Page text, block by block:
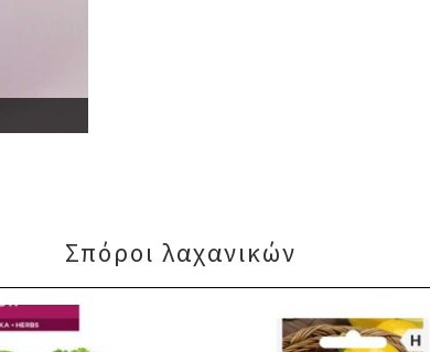
Σπόροι λαχανικών